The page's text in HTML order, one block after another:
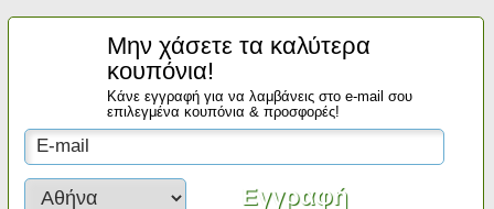
Μην χάσετε τα καλύτερα
κουπόνια!
Κάνε εγγραφή για να λαμβάνεις στο e-mail σου
επιλεγμένα κουπόνια & προσφορές!